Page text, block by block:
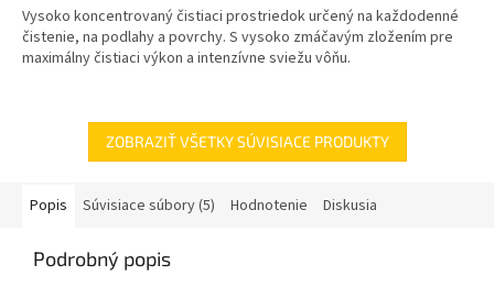
Vysoko koncentrovaný čistiaci prostriedok určený na každodenné
čistenie, na podlahy a povrchy. S vysoko zmáčavým zložením pre
maximálny čistiaci výkon a intenzívne sviežu vôňu.
ZOBRAZIŤ VŠETKY SÚVISIACE PRODUKTY
Popis Súvisiace súbory (5) Hodnotenie Diskusia
Podrobný popis